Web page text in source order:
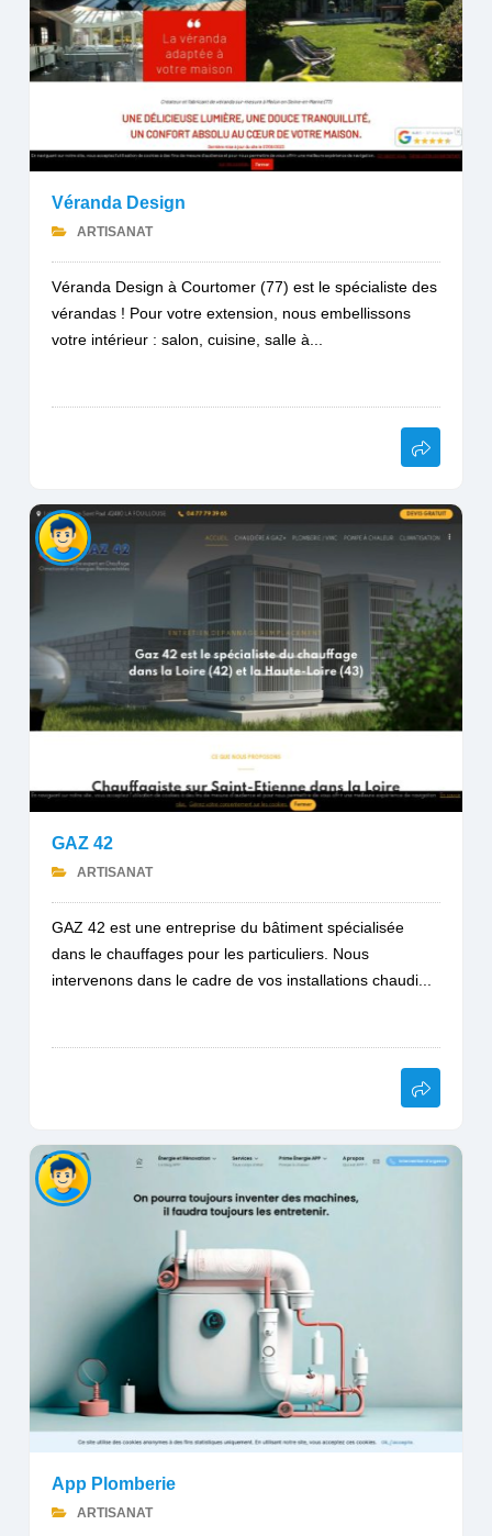
Véranda Design
ARTISANAT
Véranda Design à Courtomer (77) est le spécialiste des
vérandas ! Pour votre extension, nous embellissons
votre intérieur : salon, cuisine, salle à...
GAZ 42
ARTISANAT
GAZ 42 est une entreprise du bâtiment spécialisée
dans le chauffages pour les particuliers. Nous
intervenons dans le cadre de vos installations chaudi...
App Plomberie
ARTISANAT